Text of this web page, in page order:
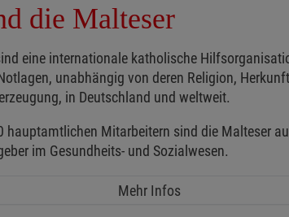
die Malteser
eine internationale katholische
unabhängig von deren Religion,
in Deutschland und weltweit.
hauptamtlichen Mitarbeitern sind die Malteser
im Gesundheits- und Sozialwesen.
Mehr Infos